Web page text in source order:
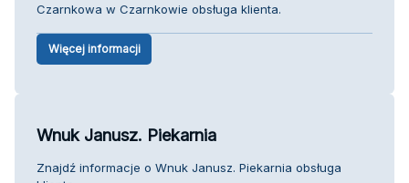
Czarnkowa w Czarnkowie obsługa klienta.
Więcej informacji
Wnuk Janusz. Piekarnia
Znajdź informacje o Wnuk Janusz. Piekarnia obsługa